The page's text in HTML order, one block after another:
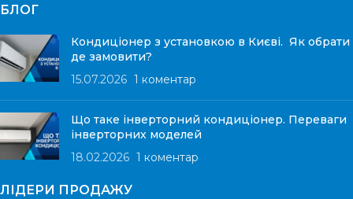
БЛОГ
Кондиціонер з установкою в Києві. Як обрати
де замовити?
15.07.2026 1 коментар
Що таке інверторний кондиціонер. Переваги
інверторних моделей
18.02.2026 1 коментар
ЛІДЕРИ ПРОДАЖУ